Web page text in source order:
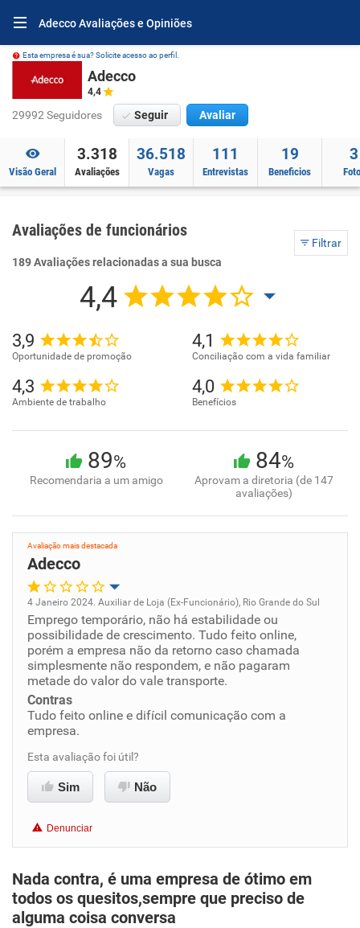
Adecco Avaliações e Opiniões
Esta empresa é sua? Solicite acesso ao perfil.
Adecco
4,4
29992 Seguidores Seguir Avaliar
Visão Geral
3.318
Avaliações
36.518
Vagas
111
Entrevistas
19
Beneficios
3
Avaliações de funcionários
Filtrar
189 Avaliações relacionadas a sua busca
4,4
3,9
Oportunidade de promoção
4,1
Conciliação com a vida familiar
4,3
Ambiente de trabalho
4,0
Benefícios
89%
Recomendaria a um amigo
84%
Aprovam a diretoria (de 147
avaliações)
Avaliação mais destacada
Adecco
Oportunidade de promoção
Ambiente de trabalho
Conciliação com a vida familiar
Benefícios
Não recomenda esta empresa
Não recomenda a diretoria
4 Janeiro 2024. Auxiliar de Loja (Ex-Funcionário), Rio Grande do Sul
Emprego temporário, não há estabilidade ou
possibilidade de crescimento. Tudo feito online,
porém a empresa não da retorno caso chamada
simplesmente não respondem, e não pagaram
metade do valor do vale transporte.
Contras
Tudo feito online e difícil comunicação com a
empresa.
Esta avaliação foi útil?
Sim Não
Denunciar
Nada contra, é uma empresa de ótimo em
todos os quesitos,sempre que preciso de
alguma coisa conversa